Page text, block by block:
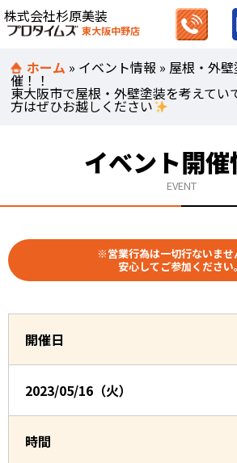
株式会社杉原美装
東大阪中野店
ホーム » イベント情報 » 屋根・外
催
東大阪市で屋根・外壁塗装を考えてい
方はぜひお越しください
イベント開催
EVENT
※営業行為は一切行ないませ
安心してご参加ください。
開催日
2023/05/16（火）
時間